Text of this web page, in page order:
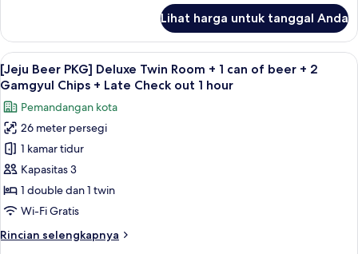
out
1
hour
of
beer
+
2
Gamgyul
Chips
+
Late
Check
out
1
[Jeju
Beer
PKG]
Standard
Double
Room
+
can
of
+
2
Chips
Lihat harga untuk tanggal Anda
Lihat
semua
foto
untuk
[Jeju
Beer
PKG]
Deluxe
Twin
+
Brankas, meja kerja, kedap suara,
6
[Jeju Beer PKG] Deluxe Twin Room + 1 can of beer + 2
Gamgyul Chips + Late Check out 1 hour
Pemandangan kota
26 meter persegi
1 kamar tidur
Kapasitas 3
1 double dan 1 twin
Wi-Fi Gratis
Rincian selengkapnya
Rincian